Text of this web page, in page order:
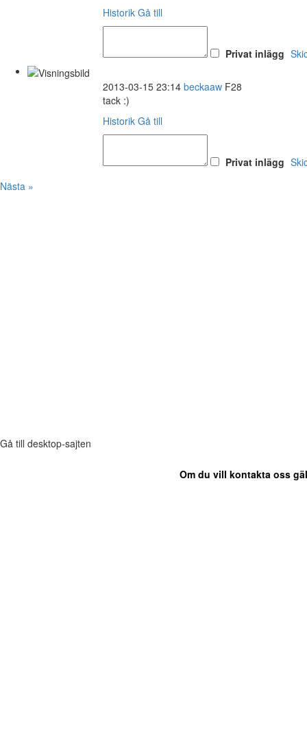
Historik Gå till
Privat inlägg
2013-03-15 23:14 beckaaw F28
tack :)
Historik Gå till
Privat inlägg
Nästa »
Gå till desktop-sajten
Om du vill kontakta oss